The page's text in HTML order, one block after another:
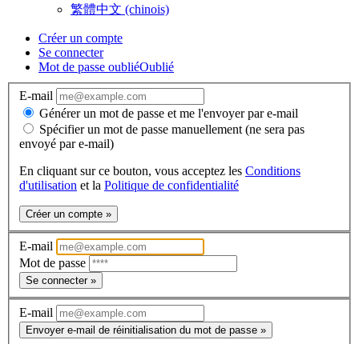
繁體中文 (chinois)
Créer un compte
Se connecter
Mot de passe oubliéOublié
E-mail
Générer un mot de passe et me l'envoyer par e-mail
Spécifier un mot de passe manuellement (ne sera pas
envoyé par e-mail)
En cliquant sur ce bouton, vous acceptez les Conditions
d'utilisation et la Politique de confidentialité
Créer un compte »
E-mail
Mot de passe
Se connecter »
E-mail
Envoyer e-mail de réinitialisation du mot de passe »